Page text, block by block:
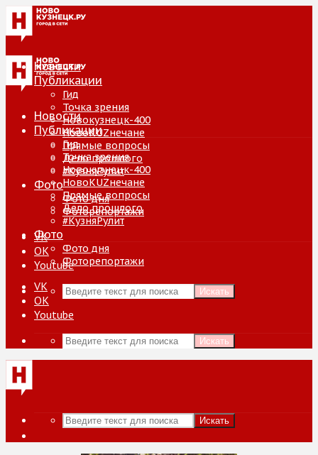
Новости
Публикации
Гид
Точка зрения
Новокузнецк-400
НовоKUZнечане
Прямые вопросы
Дело прошлого
#КузняРулит
Фото
Фото дня
Фоторепортажи
VK
ОК
Youtube
Искать
Новости
Публикации
Гид
Точка зрения
Новокузнецк-400
НовоKUZнечане
Прямые вопросы
Дело прошлого
#КузняРулит
Фото
Фото дня
Фоторепортажи
VK
ОК
Youtube
Искать
Искать